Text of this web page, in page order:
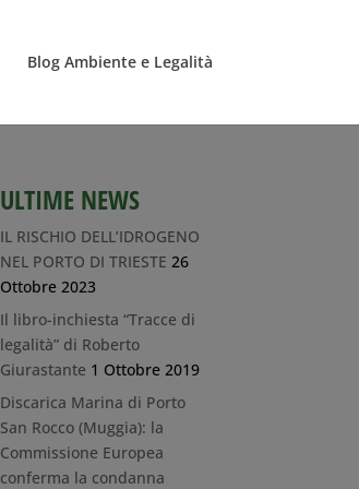
Blog Ambiente e Legalità
ULTIME NEWS
IL RISCHIO DELL’IDROGENO
NEL PORTO DI TRIESTE 26
Ottobre 2023
Il libro-inchiesta “Tracce di
legalità” di Roberto
Giurastante 1 Ottobre 2019
Discarica Marina di Porto
San Rocco (Muggia): la
Commissione Europea
conferma la condanna